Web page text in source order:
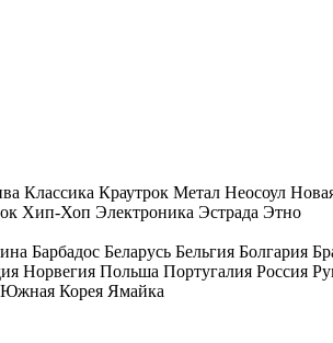
Классика Краутрок Метал Неосоул
Хип-Хоп Электроника Эстрада Этно
Барбадос Беларусь Бельгия Болгария
Норвегия Польша Португалия Россия
Южная Корея Ямайка